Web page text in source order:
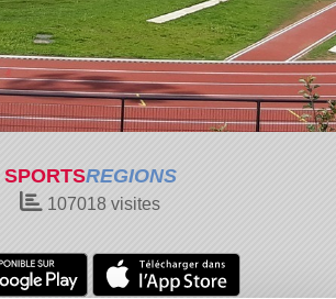
SPORTSREGIONS
107018 visites